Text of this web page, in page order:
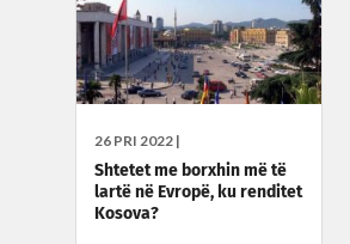
26 PRI 2022 |
Shtetet me borxhin më të
lartë në Evropë, ku renditet
Kosova?